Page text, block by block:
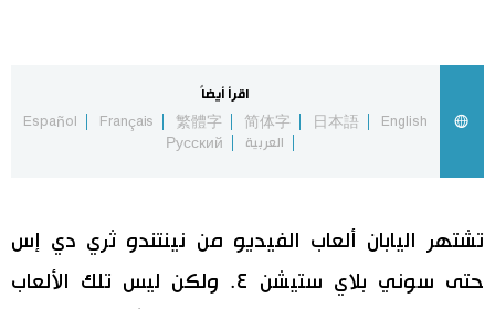
الأقسام
صور
الأكثر تفاعلا
اقرأ أيضاً
English
日本語
简体字
繁體字
Français
Español
العربية
Русский
تشتهر اليابان ألعاب الفيديو من نينتندو ثري دي إس
حتى سوني بلاي ستيشن ٤. ولكن ليس تلك الألعاب